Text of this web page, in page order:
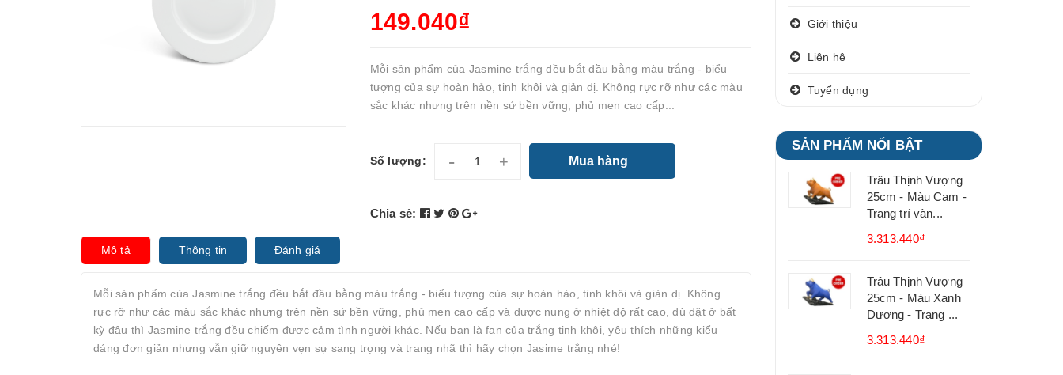
149.040₫
Mỗi sản phẩm của Jasmine trắng đều bắt đầu bằng màu trắng - biểu
tượng của sự hoàn hảo, tinh khôi và giản dị. Không rực rỡ như các màu
sắc khác nhưng trên nền sứ bền vững, phủ men cao cấp...
Số lượng: - + Mua hàng
Chia sẻ:
Mô tả Thông tin Đánh giá
Mỗi sản phẩm của Jasmine trắng đều bắt đầu bằng màu trắng - biểu tượng của sự hoàn hảo, tinh khôi và giản dị. Không
rực rỡ như các màu sắc khác nhưng trên nền sứ bền vững, phủ men cao cấp và được nung ở nhiệt độ rất cao, dù đặt ở bất
kỳ đâu thì Jasmine trắng đều chiếm được cảm tình người khác. Nếu bạn là fan của trắng tinh khôi, yêu thích những kiểu
dáng đơn giản nhưng vẫn giữ nguyên vẹn sự sang trọng và trang nhã thì hãy chọn Jasime trắng nhé!
Giới thiệu
Liên hệ
Tuyển dụng
SẢN PHẨM NỔI BẬT
Trâu Thịnh Vượng
25cm - Màu Cam -
Trang trí vàn...
3.313.440₫
Trâu Thịnh Vượng
25cm - Màu Xanh
Dương - Trang ...
3.313.440₫